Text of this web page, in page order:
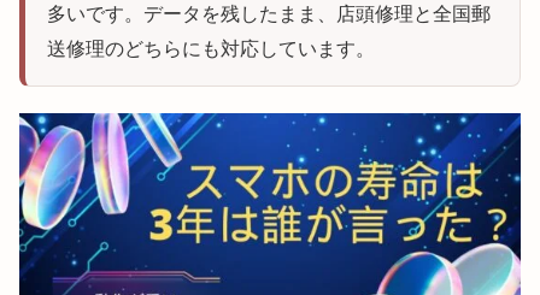
多いです。データを残したまま、店頭修理と全国郵
送修理のどちらにも対応しています。